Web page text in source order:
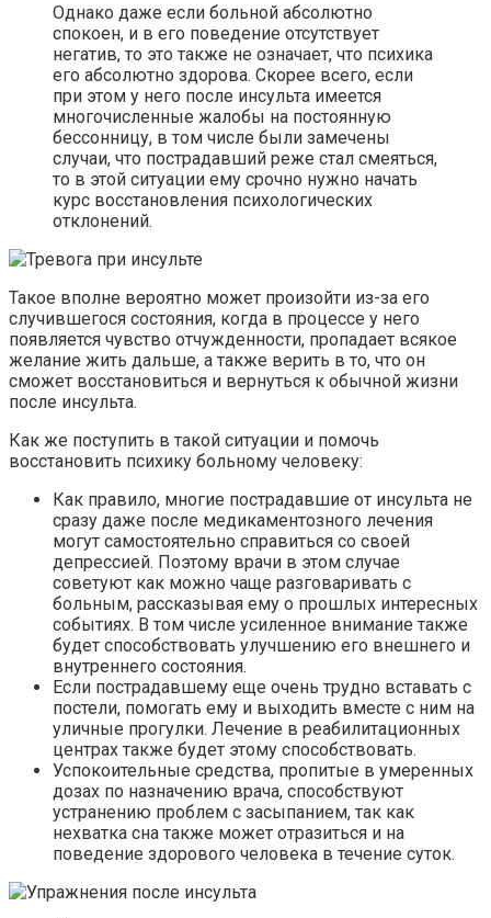
Однако даже если больной абсолютно
спокоен, и в его поведение отсутствует
негатив, то это также не означает, что психика
его абсолютно здорова. Скорее всего, если
при этом у него после инсульта имеется
многочисленные жалобы на постоянную
бессонницу, в том числе были замечены
случаи, что пострадавший реже стал смеяться,
то в этой ситуации ему срочно нужно начать
курс восстановления психологических
отклонений.
Такое вполне вероятно может произойти из-за его
случившегося состояния, когда в процессе у него
появляется чувство отчужденности, пропадает всякое
желание жить дальше, а также верить в то, что он
сможет восстановиться и вернуться к обычной жизни
после инсульта.
Как же поступить в такой ситуации и помочь
восстановить психику больному человеку:
Как правило, многие пострадавшие от инсульта не
сразу даже после медикаментозного лечения
могут самостоятельно справиться со своей
депрессией. Поэтому врачи в этом случае
советуют как можно чаще разговаривать с
больным, рассказывая ему о прошлых интересных
событиях. В том числе усиленное внимание также
будет способствовать улучшению его внешнего и
внутреннего состояния.
Если пострадавшему еще очень трудно вставать с
постели, помогать ему и выходить вместе с ним на
уличные прогулки. Лечение в реабилитационных
центрах также будет этому способствовать.
Успокоительные средства, пропитые в умеренных
дозах по назначению врача, способствуют
устранению проблем с засыпанием, так как
нехватка сна также может отразиться и на
поведение здорового человека в течение суток.